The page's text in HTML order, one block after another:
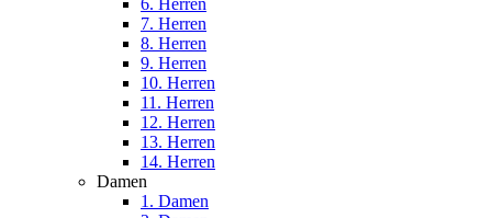
6. Herren
7. Herren
8. Herren
9. Herren
10. Herren
11. Herren
12. Herren
13. Herren
14. Herren
Damen
1. Damen